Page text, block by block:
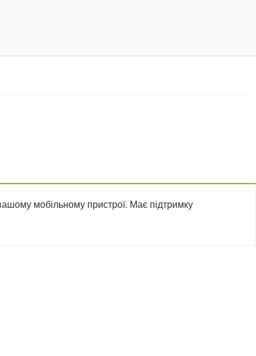
мобільному пристрої. Має підтримку